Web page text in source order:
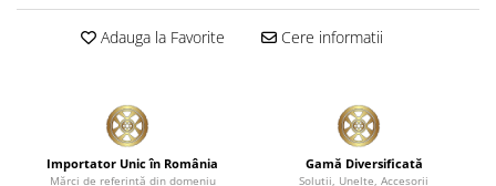
Microfibre
Prosoape Uscare
Lavete Microfibră
Adauga la Favorite Cere informatii
Importator Unic în România
Mărci de referinţă din domeniu
Gamă Diversificată
Soluţii, Unelte, Accesorii